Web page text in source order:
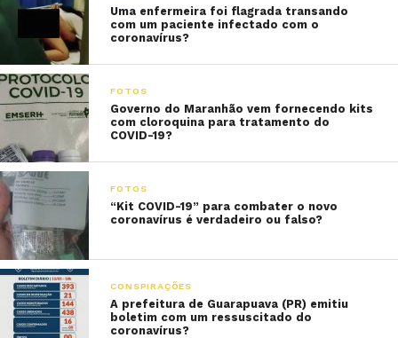
Uma enfermeira foi flagrada transando
com um paciente infectado com o
coronavírus?
FOTOS
Governo do Maranhão vem fornecendo kits
com cloroquina para tratamento do
COVID-19?
FOTOS
“Kit COVID-19” para combater o novo
coronavírus é verdadeiro ou falso?
CONSPIRAÇÕES
A prefeitura de Guarapuava (PR) emitiu
boletim com um ressuscitado do
coronavírus?